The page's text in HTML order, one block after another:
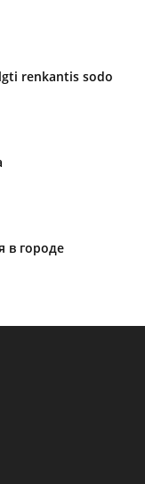
renkantis sodo
в городе